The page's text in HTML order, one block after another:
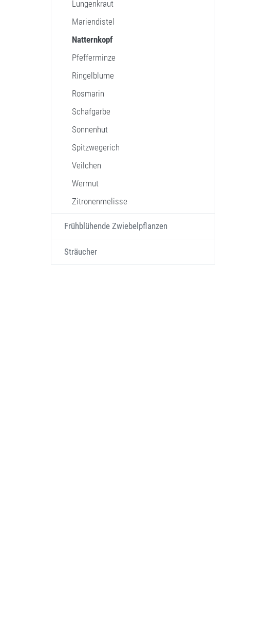
Lungenkraut
Mariendistel
Natternkopf
Pfefferminze
Ringelblume
Rosmarin
Schafgarbe
Sonnenhut
Spitzwegerich
Veilchen
Wermut
Zitronenmelisse
Frühblühende Zwiebelpflanzen
Sträucher